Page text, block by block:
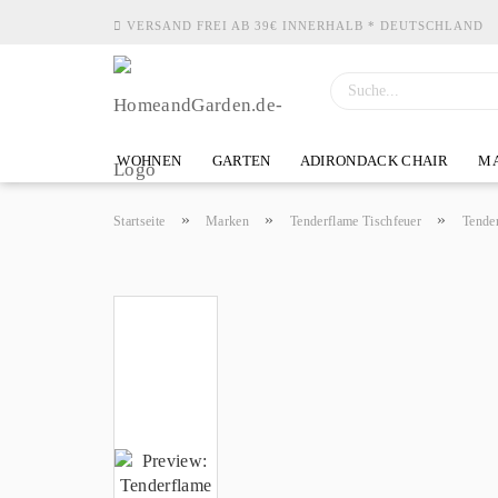
VERSAND FREI AB 39€ INNERHALB * DEUTSCHLAND
WOHNEN GARTEN ADIRONDACK CHAIR
Startseite » Marken » Tenderflame Tischfeuer »